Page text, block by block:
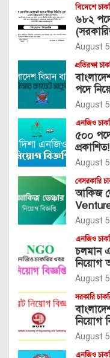
বিদেশে
৬৮২
August
প্রতিরক্ষা
পদে
August
এনজিও
৫০০
প্রকাশিত!
August
বেসরকারি
আকিজ
August
এনজিও
চলমান
নিয়োগ
August
সরকারি
নিয়োগ
August
এনজিও